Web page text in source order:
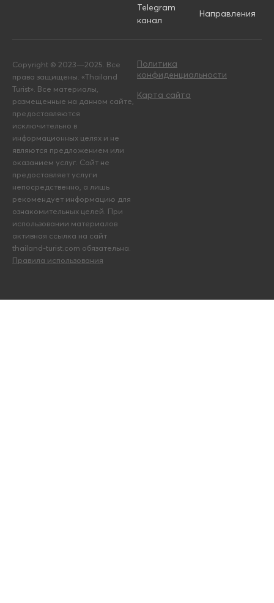
Telegram
канал
Направления
Copyright © 2023—2025. Все
права защищены. «Thailand
Turist». Все материалы,
размещенные на данном сайте,
предоставляются
исключительно в
информационных целях и не
являются предложением или
оказанием услуг. Сайт не
предоставляет услуги
непосредственно, а лишь
рекомендует информацию для
ознакомительных целей. При
использовании материалов
активная ссылка на сайт
thailand-turist.com обязательна.
Правила использования
Политика
конфиденциальности
Карта сайта